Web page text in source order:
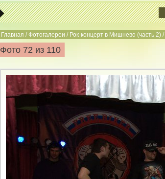
Главная /Фотогалереи / Рок-концерт в Мишнево (часть 2) /
Фото 72 из 110